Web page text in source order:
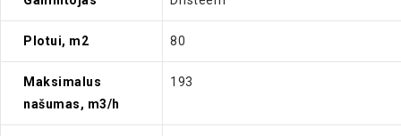
Plotui, m2 80
Maksimalus
našumas, m3/h
193